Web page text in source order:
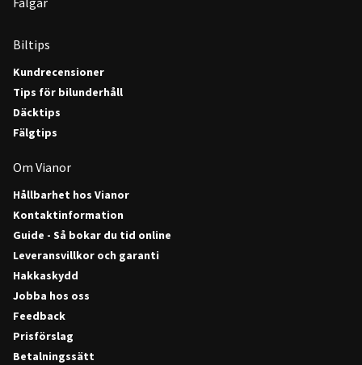
Biltips
Kundrecensioner
Tips för bilunderhåll
Däcktips
Fälgtips
Om Vianor
Hållbarhet hos Vianor
Kontaktinformation
Guide - Så bokar du tid online
Leveransvillkor och garanti
Hakkaskydd
Jobba hos oss
Feedback
Prisförslag
Betalningssätt